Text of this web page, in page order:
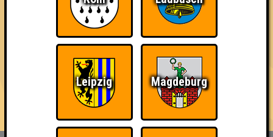
🌐 www.quizlabor.de
🏨 Nepomuk | Zschochersche Str. 57, 04229 Leipzig
📅 (fast) jede Woche
🕢 Einlass: 19:00 Uhr
🕗 Beginn: 19:30 Uhr
⁉ 5 Runden mit verschiedenen Kategorien
Leipzig Magdeburg